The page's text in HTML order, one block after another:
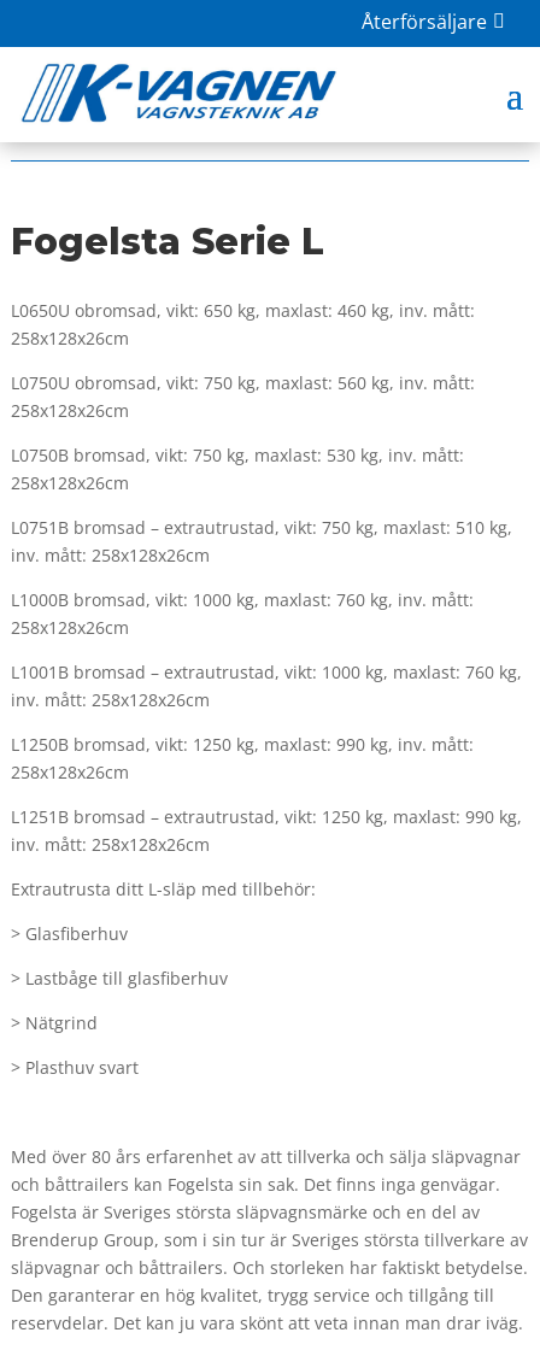
Återförsäljare
HOME | BUTIK|BILSLÄP| FOGELSTA SERIE L
Fogelsta Serie L
L0650U obromsad, vikt: 650 kg, maxlast: 460 kg, inv. mått:
258x128x26cm
L0750U obromsad, vikt: 750 kg, maxlast: 560 kg, inv. mått:
258x128x26cm
L0750B bromsad, vikt: 750 kg, maxlast: 530 kg, inv. mått:
258x128x26cm
L0751B bromsad – extrautrustad, vikt: 750 kg, maxlast: 510 kg,
inv. mått: 258x128x26cm
L1000B bromsad, vikt: 1000 kg, maxlast: 760 kg, inv. mått:
258x128x26cm
L1001B bromsad – extrautrustad, vikt: 1000 kg, maxlast: 760 kg,
inv. mått: 258x128x26cm
L1250B bromsad, vikt: 1250 kg, maxlast: 990 kg, inv. mått:
258x128x26cm
L1251B bromsad – extrautrustad, vikt: 1250 kg, maxlast: 990 kg,
inv. mått: 258x128x26cm
Extrautrusta ditt L-släp med tillbehör:
> Glasfiberhuv
> Lastbåge till glasfiberhuv
> Nätgrind
> Plasthuv svart
Med över 80 års erfarenhet av att tillverka och sälja släpvagnar
och båttrailers kan Fogelsta sin sak. Det finns inga genvägar.
Fogelsta är Sveriges största släpvagnsmärke och en del av
Brenderup Group, som i sin tur är Sveriges största tillverkare av
släpvagnar och båttrailers. Och storleken har faktiskt betydelse.
Den garanterar en hög kvalitet, trygg service och tillgång till
reservdelar. Det kan ju vara skönt att veta innan man drar iväg.